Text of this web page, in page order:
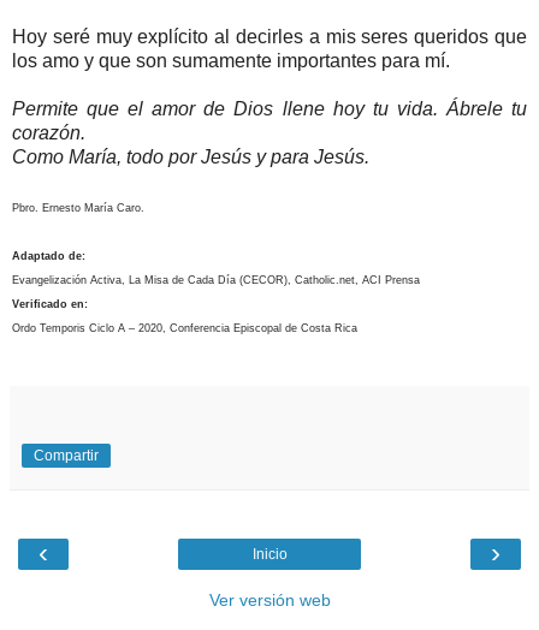
Hoy seré muy explícito al decirles a mis seres queridos que
los amo y que son sumamente importantes para mí.
Permite que el amor de Dios llene hoy tu vida. Ábrele tu
corazón.
Como María, todo por Jesús y para Jesús.
Pbro. Ernesto María Caro.
Adaptado de:
Evangelización Activa, La Misa de Cada Día (CECOR), Catholic.net, ACI Prensa
Verificado en:
Ordo Temporis Ciclo A – 2020, Conferencia Episcopal de Costa Rica
Compartir
‹ ›
Inicio
Ver versión web